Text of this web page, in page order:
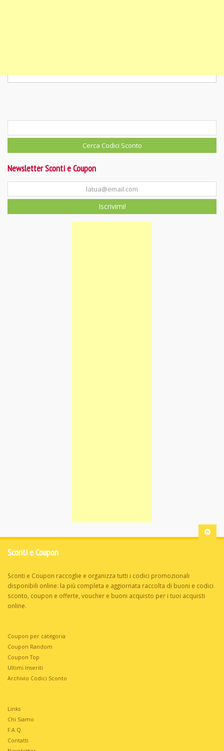
Newsletter Sconti e Coupon
Iscrivimi!
Sconti e Coupon
Sconti e Coupon raccoglie e organizza tutti i codici promozionali
disponibili online: la più completa e aggiornata raccolta di buoni e codici
sconto, coupon e offerte, voucher e buoni acquisto per i tuoi acquisti
online.
Coupon per categoria
Coupon Random
Coupon Top
Ultimi Inseriti
Archivio Codici Sconto
Links
Chi Siamo
F.A.Q.
Contatti